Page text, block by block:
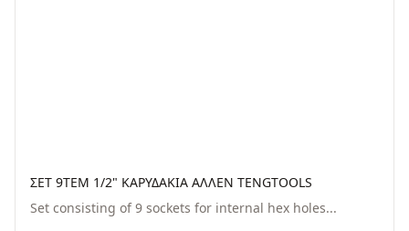
ΣΕΤ 9ΤΕΜ 1/2" ΚΑΡΥΔΑΚΙΑ ΑΛΛΕΝ TENGTOOLS
Set consisting of 9 sockets for internal hex holes...